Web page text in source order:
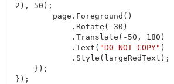
2 ), 50 );
page . Foreground ()
. Rotate (-30 )
. Translate (- 50 , 180 )
. Text ( "DO NOT COPY" )
. Style ( largeRedText );
});
});